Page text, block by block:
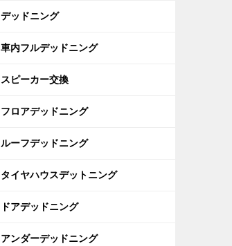
デッドニング
車内フルデッドニング
スピーカー交換
フロアデッドニング
ルーフデッドニング
タイヤハウスデットニング
ドアデッドニング
アンダーデッドニング